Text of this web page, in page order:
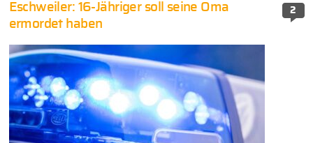
2
Eschweiler: 16-Jähriger soll seine Oma
ermordet haben